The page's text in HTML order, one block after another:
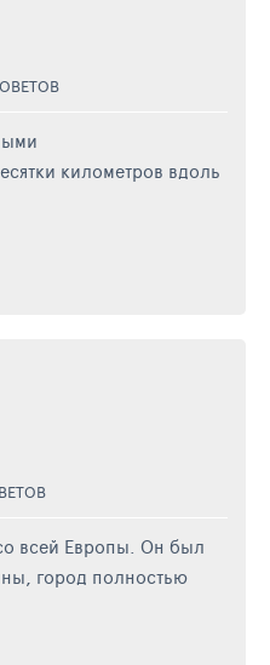
километров вдоль
всей Европы. Он был
город полностью